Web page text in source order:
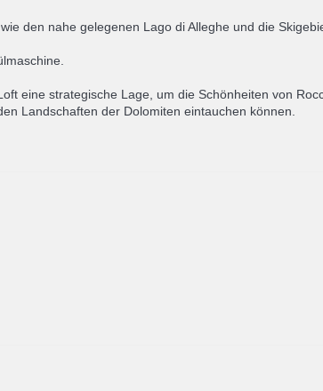
den nahe gelegenen Lago di Alleghe und die
eine strategische Lage, um die Schönheiten von
Landschaften der Dolomiten eintauchen können.